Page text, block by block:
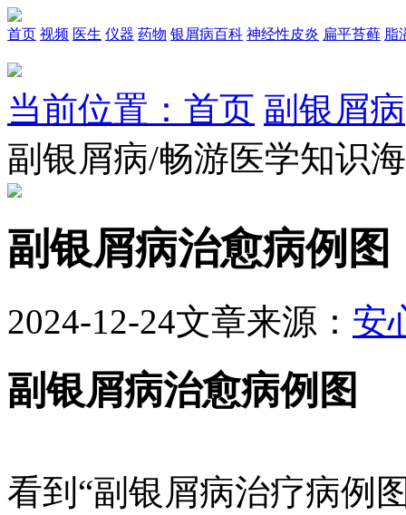
首页 视频 医生 仪器 药物 银屑病百科 神经性皮炎 扁平苔藓 脂
当前位置：首页 副银屑病
副银屑病/畅游医学知识
副银屑病治愈病例图
2024-12-24文章来源： 安
副银屑病治愈病例图
看到“副银屑病治疗病例